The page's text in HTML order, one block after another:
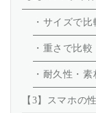
・サイズで
・重さで比
・耐久性・
【3】スマホの